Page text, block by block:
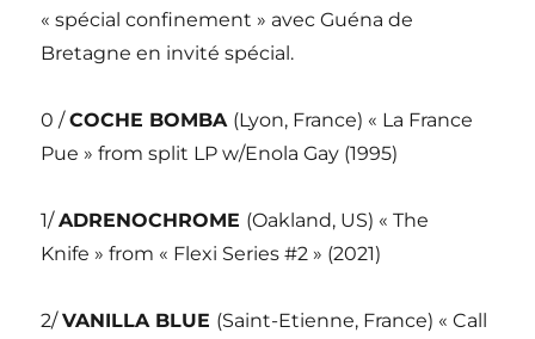
« spécial confinement » avec Guéna de
Bretagne en invité spécial.
0 /COCHE BOMBA (Lyon, France) « La France
Pue » from split LP w/Enola Gay (1995)
1/ADRENOCHROME (Oakland, US) « The
Knife » from « Flexi Series #2 » (2021)
2/VANILLA BLUE (Saint-Etienne, France) « Call